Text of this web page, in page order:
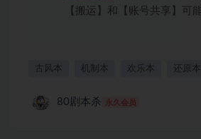
【搬运】和【账号共享】可
古风本 机制本 欢乐本 还原本
80剧本杀 永久会员